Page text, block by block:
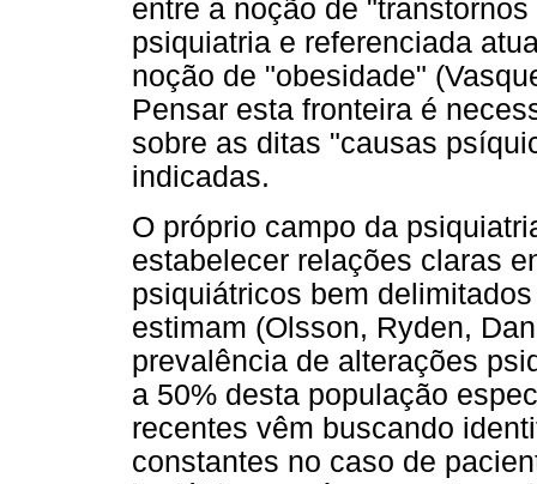
entre a noção de
psiquiatria e referenciada
noção de "obesidade"
Pensar esta fronteira é
sobre as ditas "causas
indicadas.
O próprio campo da
estabelecer relações claras
psiquiátricos bem
estimam (Olsson, Ryden,
prevalência de alterações
a 50% desta população
recentes vêm buscando
constantes no caso de